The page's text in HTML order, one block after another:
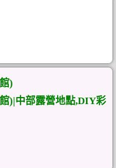
)
)|中部露營地點,DIY彩